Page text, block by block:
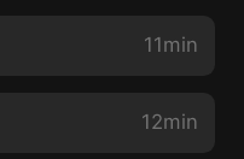
11min
12min